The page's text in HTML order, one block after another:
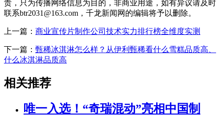
责，只为传播网络信息为目的，非商业用途，如有异议请及时
联系btr2031@163.com，千龙新闻网的编辑将予以删除。
上一篇： 商业宣传片制作公司技术实力排行榜全维度实测
下一篇： 甄稀冰淇淋怎么样？从伊利甄稀看什么雪糕品质高、
什么冰淇淋品质高
相关推荐
唯一入选！“奇瑞混动”亮相中国制